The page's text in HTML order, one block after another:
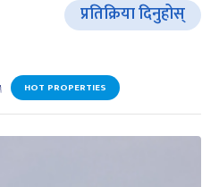
प्रतिक्रिया दिनुहोस्
HOT PROPERTIES